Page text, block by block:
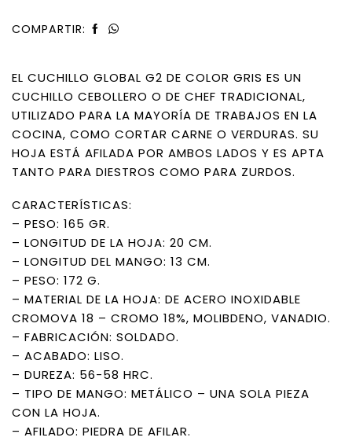
COMPARTIR:
EL CUCHILLO GLOBAL G2 DE COLOR GRIS ES UN
CUCHILLO CEBOLLERO O DE CHEF TRADICIONAL,
UTILIZADO PARA LA MAYORÍA DE TRABAJOS EN LA
COCINA, COMO CORTAR CARNE O VERDURAS. SU
HOJA ESTÁ AFILADA POR AMBOS LADOS Y ES APTA
TANTO PARA DIESTROS COMO PARA ZURDOS.
CARACTERÍSTICAS:
– PESO: 165 GR.
– LONGITUD DE LA HOJA: 20 CM.
– LONGITUD DEL MANGO: 13 CM.
– PESO: 172 G.
– MATERIAL DE LA HOJA: DE ACERO INOXIDABLE
CROMOVA 18 – CROMO 18%, MOLIBDENO, VANADIO.
– FABRICACIÓN: SOLDADO.
– ACABADO: LISO.
– DUREZA: 56-58 HRC.
– TIPO DE MANGO: METÁLICO – UNA SOLA PIEZA
CON LA HOJA.
– AFILADO: PIEDRA DE AFILAR.